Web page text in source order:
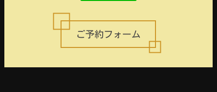
ご予約フォーム